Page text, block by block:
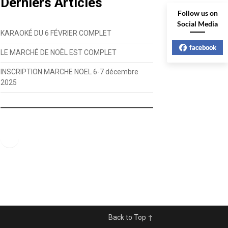
KARAOKÉ DU 6 FÉVRIER COMPLET
LE MARCHÉ DE NOËL EST COMPLET
INSCRIPTION MARCHE NOEL 6-7 décembre
2025
Back to Top ↑
Follow us on
Social Media
facebook